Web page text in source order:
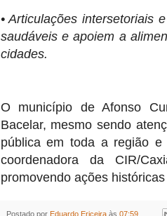
• Articulações intersetoriais
saudáveis e apoiem a
cidades.
O município de Afonso
Bacelar, mesmo sendo
pública em toda a região
coordenadora da CIR/
promovendo ações
Postado por Eduardo Ericeira às 07:59